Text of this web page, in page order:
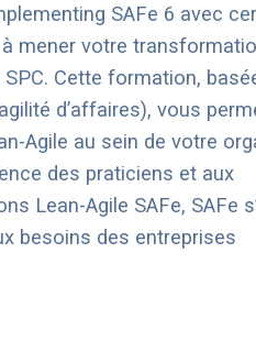
SAFe 6 avec
mener votre
Cette formation,
d’affaires), vous
Agile au sein de votre
des praticiens et aux
Lean-Agile SAFe, SAFe
besoins des entreprises